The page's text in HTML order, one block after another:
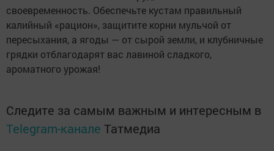
своевременность. Обеспечьте кустам правильный
калийный «рацион», защитите корни мульчой от
пересыхания, а ягоды — от сырой земли, и клубничные
грядки отблагодарят вас лавиной сладкого,
ароматного урожая!
Следите за самым важным и интересным в
Telegram-канале Татмедиа